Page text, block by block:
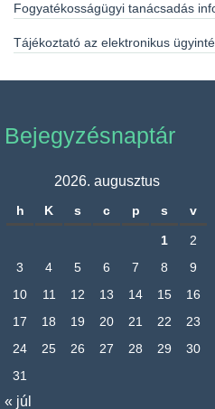
Fogyatékosságügyi tanácsadás
Tájékoztató az elektronikus
Bejegyzésnaptár
2026. augusztus
h K s c p s v
1
2
3
4 5 6 7 8
9
10
11 12 13 14 15
16
17
18 19 20 21 22
23
24
25 26 27 28 29
30
31
« júl